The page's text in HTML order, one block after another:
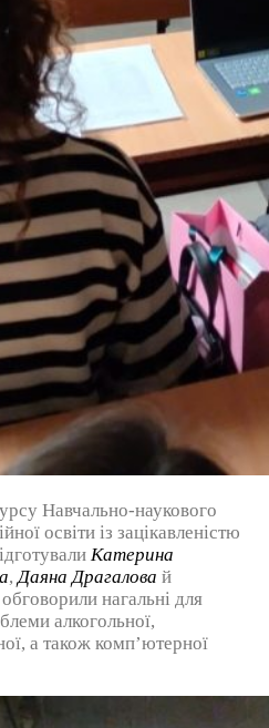
Навчально-наукового
освіти із зацікавленістю
Катерина
, Даяна Драгалова й
обговорили нагальні для
алкогольної,
а також комп’ютерної